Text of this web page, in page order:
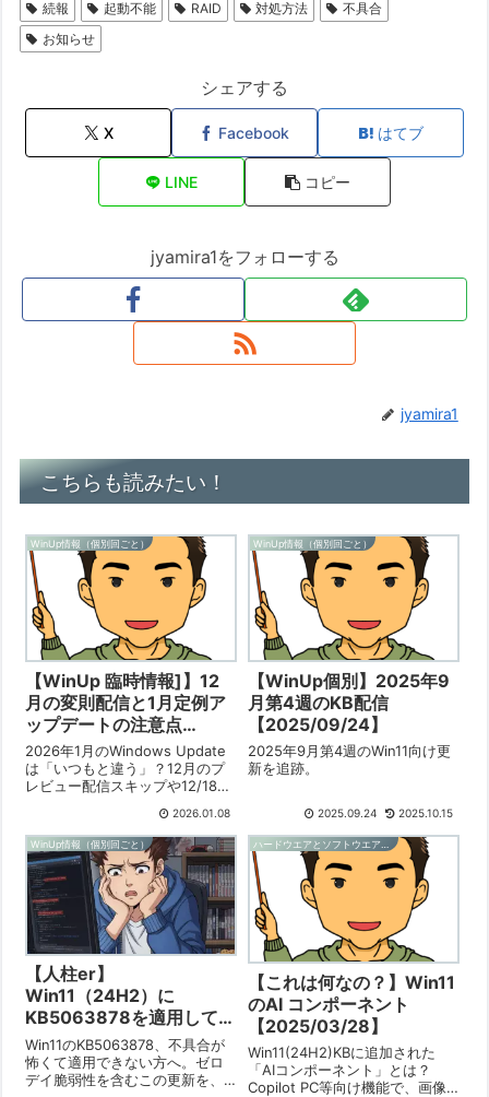
続報 起動不能 RAID 対処方法
不具合
お知らせ
シェアする
X Facebook はてブ
LINE コピー
jyamira1をフォローする
jyamira1
こちらも読みたい！
WinUp情報（個別回ごと）
【WinUp 臨時情報]】12
月の変則配信と1月定例ア
ップデートの注意点
【2025/01/08】
2026年1月のWindows Update
は「いつもと違う」？12月のプ
レビュー配信スキップや12/18の
例アップデートは障害予測が困
難な状況です。本記事では12月
の変則配信の振り返りと、1月の
更新を「数日間様子見」すべき
理由を詳しく解説します。
2026.01.08
WinUp情報（個別回ごと）
【WinUp個別】2025年9
月第4週のKB配信
【2025/09/24】
2025年9月第4週のWin11向け更
新を追跡。
2025.09.24 2025.10.15
WinUp情報（個別回ごと）
【人柱er】
Win11（24H2）に
KB5063878を適用してみ
る【2025/08/14】
Win11のKB5063878、不具合が
怖くて適用できない方へ。ゼロ
デイ脆弱性を含むこの更新を、7
ハードウエアとソフトウエアの情報
【これは何なの？】Win11
のAI コンポーネント
【2025/03/28】
Win11(24H2)KBに追加された
「AIコンポーネント」とは？
Copilot PC等向け機能で、画像